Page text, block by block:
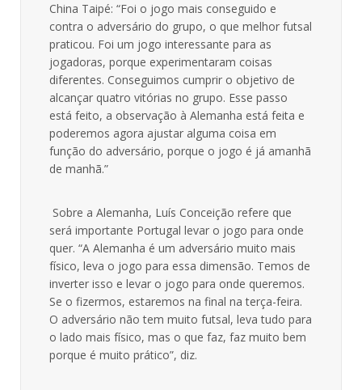
China Taipé: “Foi o jogo mais conseguido e
contra o adversário do grupo, o que melhor futsal
praticou. Foi um jogo interessante para as
jogadoras, porque experimentaram coisas
diferentes. Conseguimos cumprir o objetivo de
alcançar quatro vitórias no grupo. Esse passo
está feito, a observação à Alemanha está feita e
poderemos agora ajustar alguma coisa em
função do adversário, porque o jogo é já amanhã
de manhã.”
Sobre a Alemanha, Luís Conceição refere que
será importante Portugal levar o jogo para onde
quer. “A Alemanha é um adversário muito mais
físico, leva o jogo para essa dimensão. Temos de
inverter isso e levar o jogo para onde queremos.
Se o fizermos, estaremos na final na terça-feira.
O adversário não tem muito futsal, leva tudo para
o lado mais físico, mas o que faz, faz muito bem
porque é muito prático”, diz.